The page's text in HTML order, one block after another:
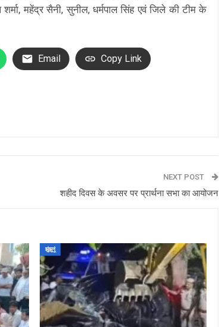
महेंद्र सैनी, सुनील, धर्मपाल सिंह एवं जिले की टीम के
Email Copy Link
NEXT POST
शहीद दिवस के अवसर पर प्रार्थना सभा का आयोजन
झुंझुनूं